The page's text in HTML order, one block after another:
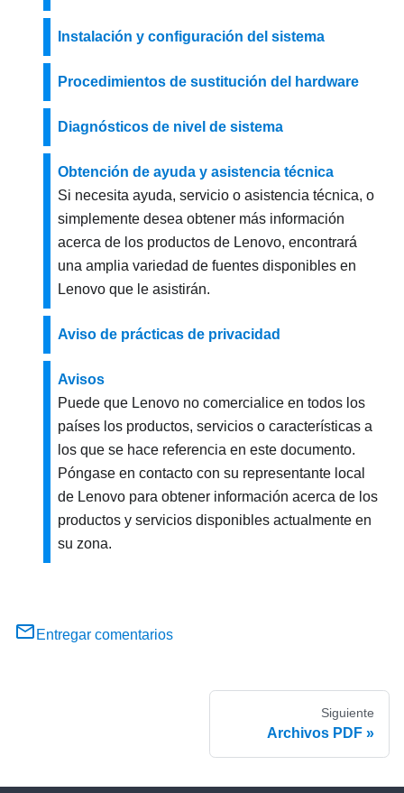
Instalación y configuración del sistema
Procedimientos de sustitución del hardware
Diagnósticos de nivel de sistema
Obtención de ayuda y asistencia técnica
Si necesita ayuda, servicio o asistencia técnica, o
simplemente desea obtener más información
acerca de los productos de Lenovo, encontrará
una amplia variedad de fuentes disponibles en
Lenovo que le asistirán.
Aviso de prácticas de privacidad
Avisos
Puede que Lenovo no comercialice en todos los
países los productos, servicios o características a
los que se hace referencia en este documento.
Póngase en contacto con su representante local
de Lenovo para obtener información acerca de los
productos y servicios disponibles actualmente en
su zona.
Entregar comentarios
Siguiente
Archivos PDF